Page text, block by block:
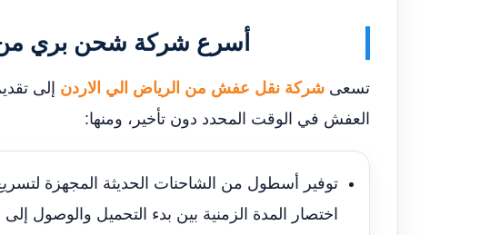
أسرع شركة شحن بري من
تسعى شركة نقل عفش من الرياض الي الاردن إلى
العفش في الوقت المحدد دون تأخير، ومنها:
توفير أسطول من الشاحنات الحديثة المجهزة
اختصار المدة الزمنية بين بدء التحميل والوصول إلى